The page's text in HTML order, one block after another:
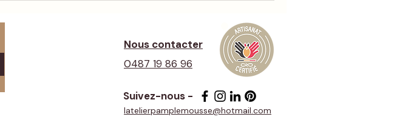
Nous contacter
0487 19 86 96
Suivez-nous -
latelierpamplemousse@hotmail.com